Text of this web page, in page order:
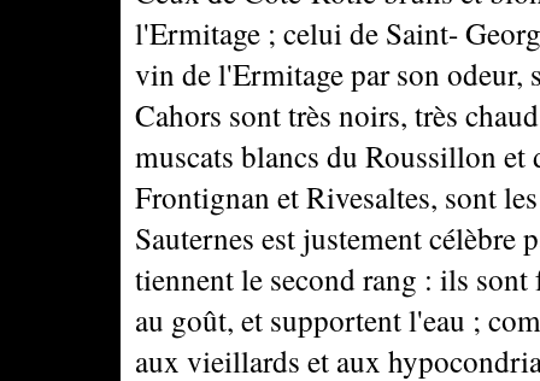
l'Ermitage ; celui de Saint-
vin de l'Ermitage par son odeur,
Cahors sont très noirs, très
muscats blancs du Roussillon
Frontignan et Rivesaltes, sont
Sauternes est justement
tiennent le second rang : ils
au goût, et supportent l'eau ;
aux vieillards et aux